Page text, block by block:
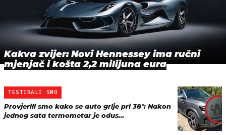
Kakva zvijer: Novi Hennessey ima ručni
mjenjač i košta 2,2 milijuna eura
TESTIRALI SMO
Provjerili smo kako se auto grije pri 38°: Nakon
jednog sata termometar je odus…